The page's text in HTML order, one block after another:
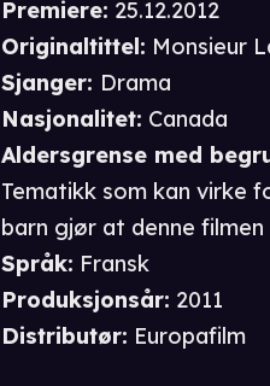
Premiere: 25.12.2012
Originaltittel: Monsieur
Sjanger: Drama
Nasjonalitet: Canada
Aldersgrense med
Tematikk som kan virke
barn gjør at denne filmen
Språk: Fransk
Produksjonsår: 2011
Distributør: Europafilm